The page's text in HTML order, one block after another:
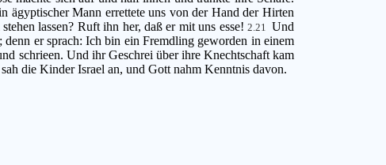
ägyptischer Mann errettete uns von der Hand der Hirten
lassen? Ruft ihn her, daß er mit uns esse!2.21
Und
er sprach: Ich bin ein Fremdling geworden in einem
schrieen. Und ihr Geschrei über ihre Knechtschaft kam
die Kinder Israel an, und Gott nahm Kenntnis davon.